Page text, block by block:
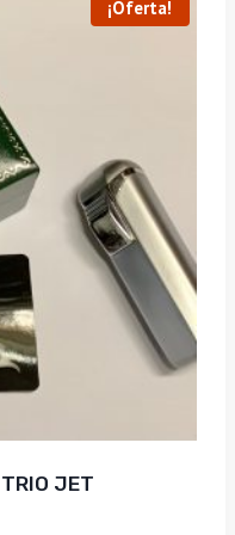
¡Oferta!
TRIO JET